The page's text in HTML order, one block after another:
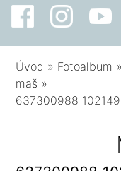
Úvod » Fotoalbum »
maš »